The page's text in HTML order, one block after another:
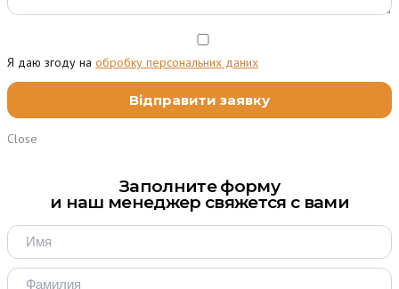
Я даю згоду на обробку персональних даних
Close
Заполните форму
и наш менеджер свяжется с вами